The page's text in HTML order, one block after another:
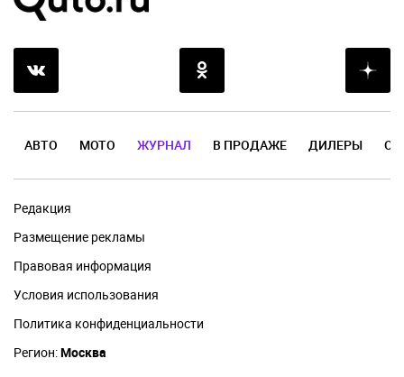
АВТО МОТО ЖУРНАЛ В ПРОДАЖЕ ДИЛЕРЫ
Редакция
Размещение рекламы
Правовая информация
Условия использования
Политика конфиденциальности
Регион:Москва